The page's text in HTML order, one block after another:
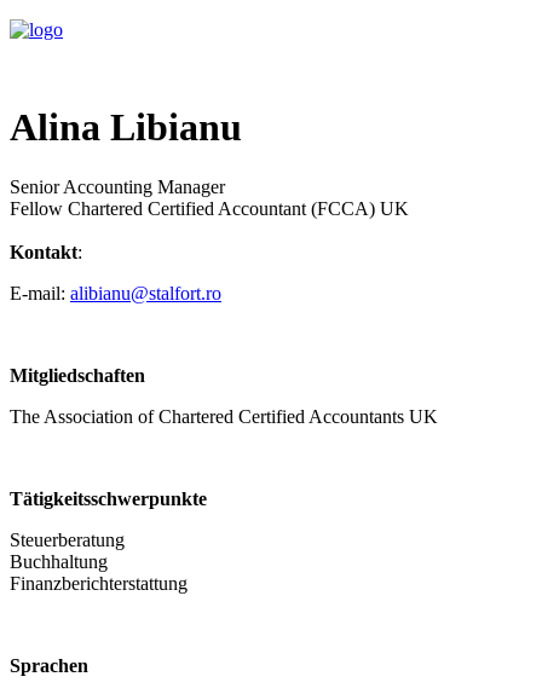
Alina Libianu
Senior Accounting Manager
Fellow Chartered Certified Accountant (FCCA) UK
Kontakt:
E-mail: alibianu@stalfort.ro
Mitgliedschaften
The Association of Chartered Certified Accountants UK
Tätigkeitsschwerpunkte
Steuerberatung
Buchhaltung
Finanzberichterstattung
Sprachen